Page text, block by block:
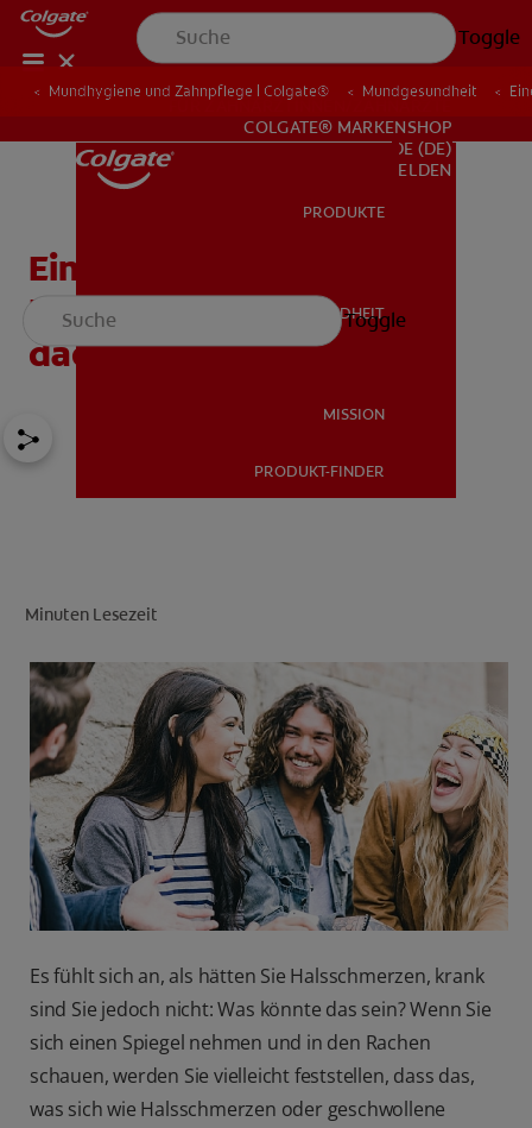
Toggle
FÜR ZAHNÄRZTINNEN/ZAHNÄRZTE
COLGATE® MARKENSHOP
DE (DE)
ANMELDEN
FÜR ZAHNÄRZTINNEN/ZAHNÄRZTE
COLGATE® MARKENSHOP
DE (DE)
ANMELDEN
PRODUKTE
MUNDGESUNDHEIT
MISSION
PRODUKT-FINDER
Toggle
Mundhygiene und Zahnpflege | Colgate® Mundgesundheit
Eine Aphte auf den
Mandeln? Das können Sie
dagegen tun
Minuten Lesezeit
Es fühlt sich an, als hätten Sie Halsschmerzen, krank
sind Sie jedoch nicht: Was könnte das sein? Wenn Sie
sich einen Spiegel nehmen und in den Rachen
schauen, werden Sie vielleicht feststellen, dass das,
was sich wie Halsschmerzen oder geschwollene